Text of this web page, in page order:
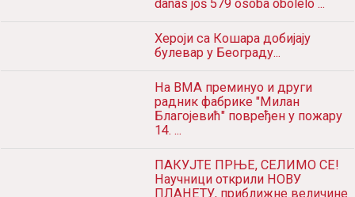
HOSPITALIZOVANIH: U Srbiji
danas još 579 osoba obolelo ...
Хероји са Кошара добијају
булевар у Београду...
На ВМА преминуо и други
Благојевић" повређен у пожару
14. ...